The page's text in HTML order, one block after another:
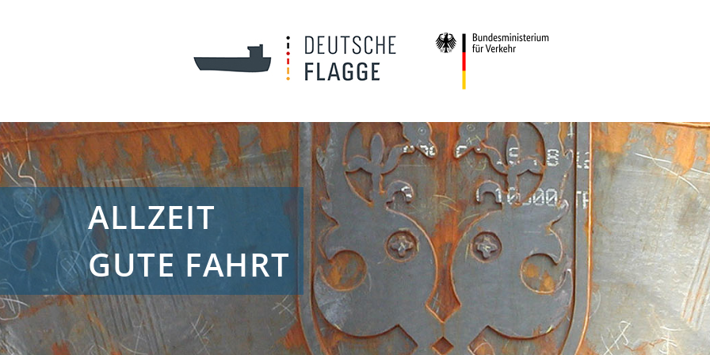
ALLZEIT
GUTE FAHRT